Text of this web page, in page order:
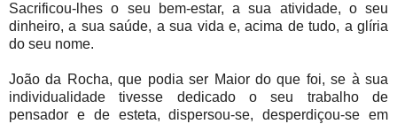
Sacrificou-lhes o seu bem-estar, a sua atividade, o seu
dinheiro, a sua saúde, a sua vida e, acima de tudo, a glíria
do seu nome.
João da Rocha, que podia ser Maior do que foi, se à sua
individualidade tivesse dedicado o seu trabalho de
pensador e de esteta, dispersou-se, desperdiçou-se em